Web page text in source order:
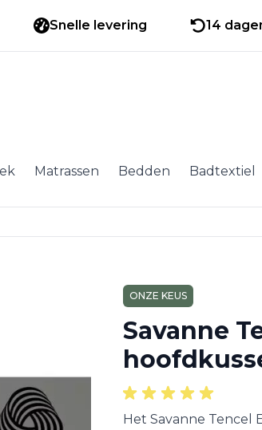
Snelle levering 14
Matrassen Bedden Badtextiel
ONZE KEUS
Savanne
Het Savanne Tencel